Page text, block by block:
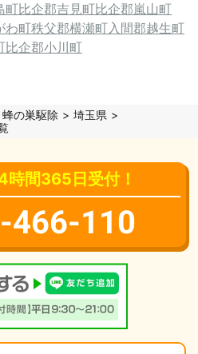
町比企郡吉見町比企郡嵐山町
わ町秩父郡横瀬町入間郡越生町
比企郡小川町
蜂の巣駆除
埼玉県
時間365日受付！
466-110